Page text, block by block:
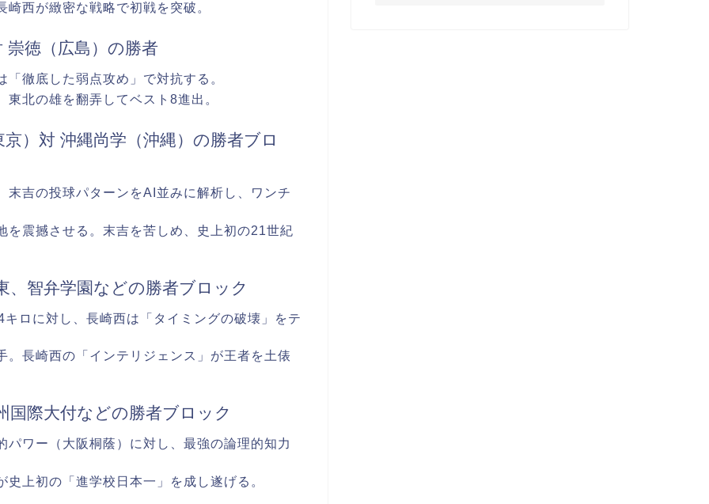
崎西が緻密な戦略で初戦を突破。
崇徳（広島）の勝者
徹底した弱点攻め」で対抗する。
東北の雄を翻弄してベスト8進出。
）対 沖縄尚学（沖縄）の勝者ブロ
末吉の投球パターンをAI並みに解析し、ワンチ
を震撼させる。末吉を苦しめ、史上初の21世紀
、智弁学園などの勝者ブロック
ロに対し、長崎西は「タイミングの破壊」をテ
。長崎西の「インテリジェンス」が王者を土俵
国際大付などの勝者ブロック
パワー（大阪桐蔭）に対し、最強の論理的知力
史上初の「進学校日本一」を成し遂げる。